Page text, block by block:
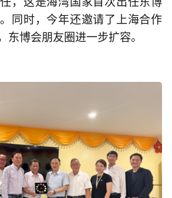
同时，今年还邀请了上海合作
东博会朋友圈进一步扩容。